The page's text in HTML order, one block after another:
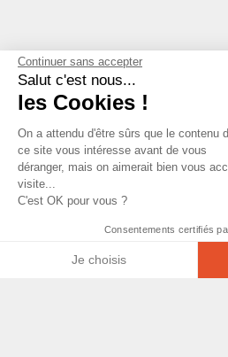
Continuer sans accepter
Salut c'est nous...
les Cookies !
On a attendu d'être sûrs que le contenu
ce site vous intéresse avant de vous
déranger, mais on aimerait bien vous
visite...
C'est OK pour vous ?
Consentements certifiés
Je choisis